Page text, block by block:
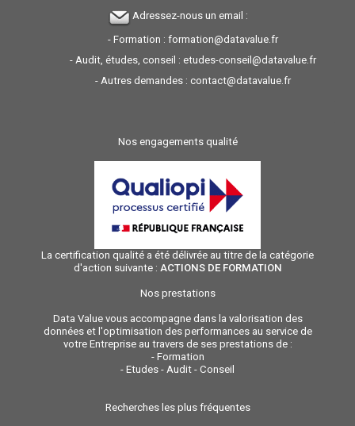
Adressez-nous un email :
- Formation : formation@datavalue.fr
- Audit, études, conseil : etudes-conseil@datavalue.fr
- Autres demandes : contact@datavalue.fr
Nos engagements qualité
La certification qualité a été délivrée au titre de la catégorie
d'action suivante : ACTIONS DE FORMATION
Nos prestations
Data Value vous accompagne dans la valorisation des
données et l'optimisation des performances au service de
votre Entreprise au travers de ses prestations de :
- Formation
- Etudes - Audit - Conseil
Recherches les plus fréquentes